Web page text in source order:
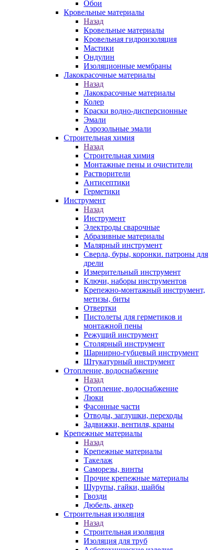
Обои
Кровельные материалы
Назад
Кровельные материалы
Кровельная гидроизоляция
Мастики
Ондулин
Изоляционные мембраны
Лакокрасочные материалы
Назад
Лакокрасочные материалы
Колер
Краски водно-дисперсионные
Эмали
Аэрозольные эмали
Строительная химия
Назад
Строительная химия
Монтажные пены и очистители
Растворители
Антисептики
Герметики
Инструмент
Назад
Инструмент
Электроды сварочные
Абразивные материалы
Малярный инструмент
Сверла, буры, коронки. патроны для
дрели
Измерительный инструмент
Ключи, наборы инструментов
Крепежно-монтажный инструмент,
метизы, биты
Отвертки
Пистолеты для герметиков и
монтажной пены
Режущий инструмент
Столярный инструмент
Шарнирно-губцевый инструмент
Штукатурный инструмент
Отопление, водоснабжение
Назад
Отопление, водоснабжение
Люки
Фасонные части
Отводы, заглушки, переходы
Задвижки, вентиля, краны
Крепежные материалы
Назад
Крепежные материалы
Такелаж
Саморезы, винты
Прочие крепежные материалы
Шурупы, гайки, шайбы
Гвозди
Дюбель, анкер
Строительная изоляция
Назад
Строительная изоляция
Изоляция для труб